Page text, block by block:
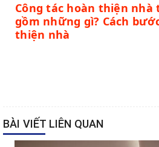
Công tác hoàn thiện nhà
gồm những gì? Cách
thiện nhà
BÀI VIẾT LIÊN QUAN